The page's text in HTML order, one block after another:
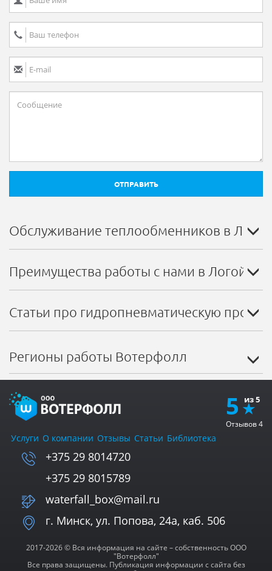
ОТПРАВИТЬ
Обслуживание теплообменников в
Преимущества работы с нами в Логойске
Статьи про гидропневматическую
Регионы работы Вотерфолл
5
Отзывов4
Услуги О компании Отзывы Статьи Библиотека
+375 29 8014720
+375 29 8015789
waterfall_box@mail.ru
г. Минск, ул. Попова, 24а, каб. 506
2017-2026 © Вся информация на сайте – собственность ООО
"Вотерфолл"
Все права защищены. Публикация информации с сайта без